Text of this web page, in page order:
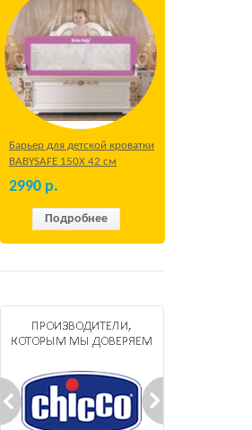
Барьер для детской кроватки
BABYSAFE 150Х 42 см
Бежевый
2990 р.
Подробнее